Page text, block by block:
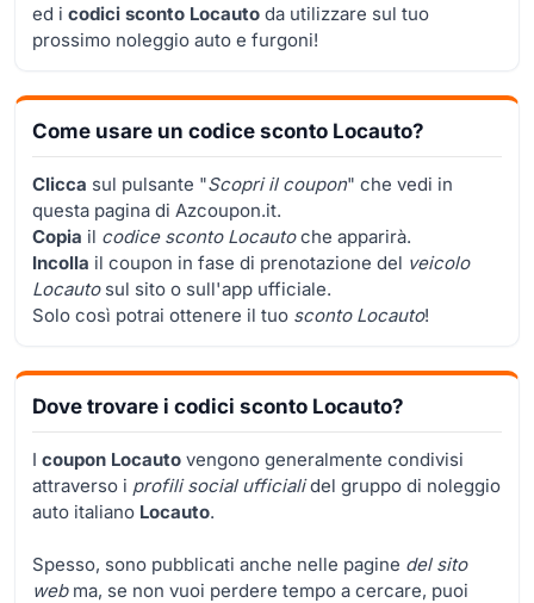
ed i codici sconto Locauto da utilizzare sul tuo
prossimo noleggio auto e furgoni!
Come usare un codice sconto Locauto?
Clicca sul pulsante "Scopri il coupon" che vedi in
questa pagina di Azcoupon.it.
Copia il codice sconto Locautoche apparirà.
Incolla il coupon in fase di prenotazione del veicolo
Locautosul sito o sull'app ufficiale.
Solo così potrai ottenere il tuo sconto Locauto!
Dove trovare i codici sconto Locauto?
I coupon Locauto vengono generalmente condivisi
attraverso i profili social ufficialidel gruppo di noleggio
auto italiano Locauto.
Spesso, sono pubblicati anche nelle pagine del sito
webma, se non vuoi perdere tempo a cercare, puoi